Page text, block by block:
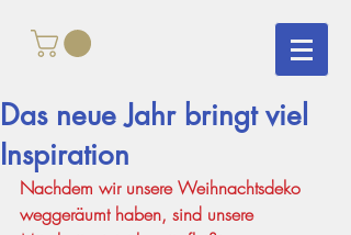
Das neue Jahr bringt viel
Inspiration
Nachdem wir unsere Weihnachtsdeko
weggeräumt haben, sind unsere